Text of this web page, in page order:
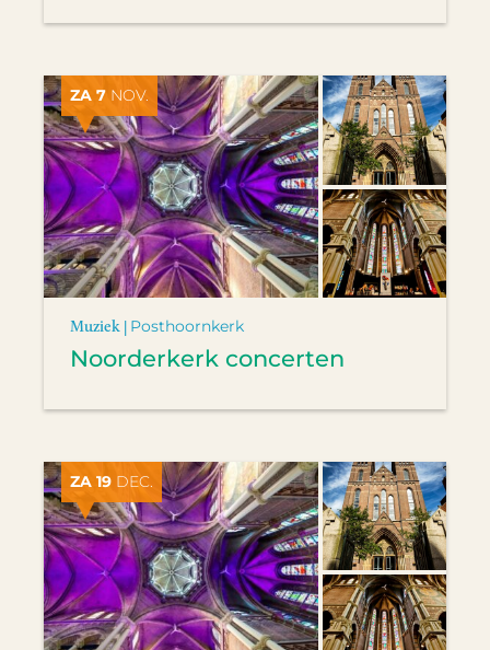
ZA 7 NOV.
Muziek | Posthoornkerk
Noorderkerk concerten
ZA 19 DEC.